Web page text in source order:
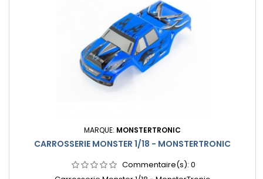
MARQUE: MONSTERTRONIC
CARROSSERIE MONSTER 1/18 - MONSTERTRONIC
Commentaire(s): 0